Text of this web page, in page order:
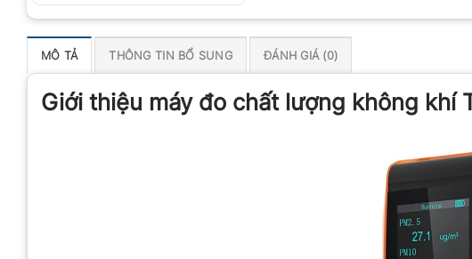
MÔ TẢ THÔNG TIN BỔ SUNG ĐÁNH GIÁ (0)
Giới thiệu máy đo chất lượng không khí